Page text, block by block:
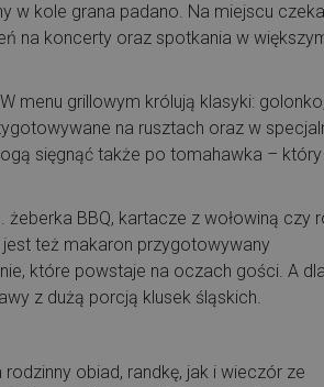
w kole grana padano. Na miejscu
na koncerty oraz spotkania w
menu grillowym królują klasyki: golonko,
na rusztach oraz w
sięgnąć także po tomahawka – który
BBQ, kartacze z wołowiną czy
też makaron przygotowywany
które powstaje na oczach gości. A dla
z dużą porcją klusek śląskich.
obiad, randkę, jak i wieczór ze